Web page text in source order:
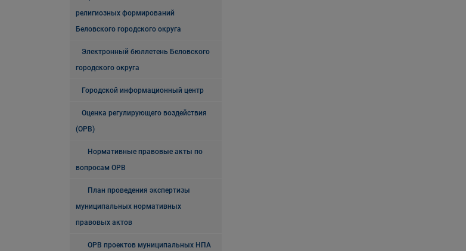
религиозных формирований
Беловского городского округа
Электронный бюллетень Беловского
городского округа
Городской информационный центр
Оценка регулирующего воздействия
(ОРВ)
Нормативные правовые акты по
вопросам ОРВ
План проведения экспертизы
муниципальных нормативных
правовых актов
ОРВ проектов муниципальных НПА